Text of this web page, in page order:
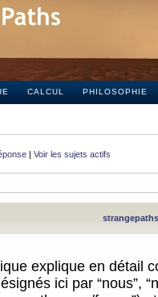
CALCUL PHILOSOPHIE
| Voir les sujets actifs
explique en détail
ici par “nous”,